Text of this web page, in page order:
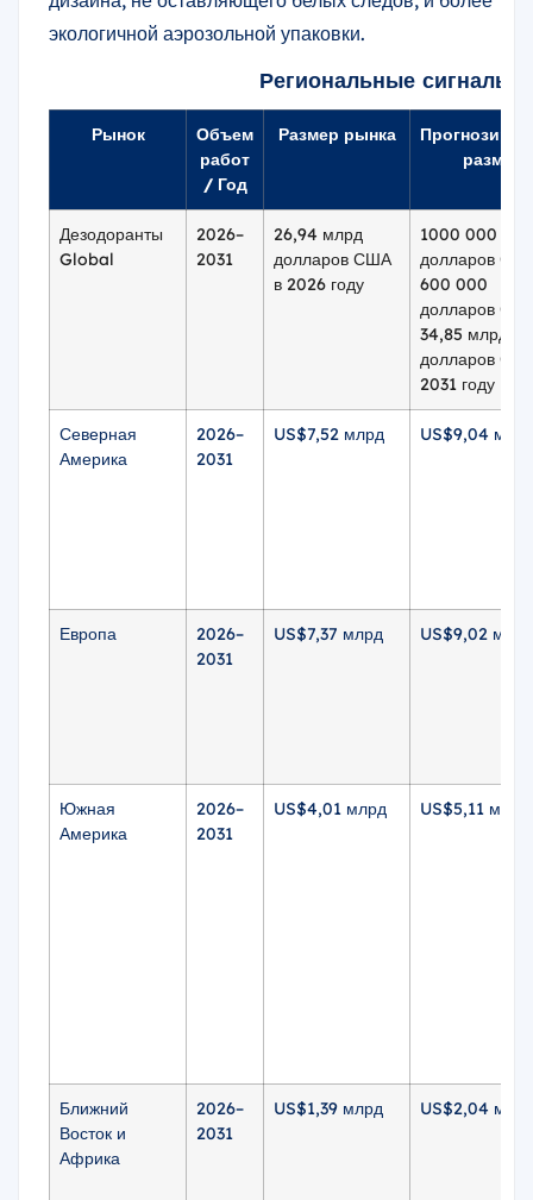
экологичной аэрозольной упаковки.
Региональные сигналы
Рынок
Объем
работ
/ Год
Размер рынка
размер
Дезодоранты
Global
2026–
2031
26,94 млрд
долларов США
в 2026 году
1000 000
долларов
600 000
долларов
34,85 млрд
долларов
2031 году
Северная
Америка
2026–
2031
US$7,52 млрд US$9,04 млрд
Европа
2026–
2031
US$7,37 млрд US$9,02 млрд
Южная
Америка
2026–
2031
US$4,01 млрд US$5,11 млрд
Ближний
Восток и
Африка
2026–
2031
US$1,39 млрд US$2,04 млрд